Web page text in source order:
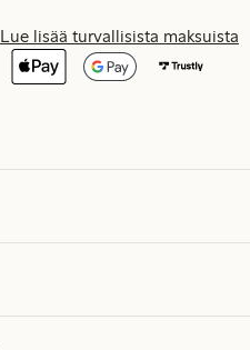
Lue lisää turvallisista maksuista